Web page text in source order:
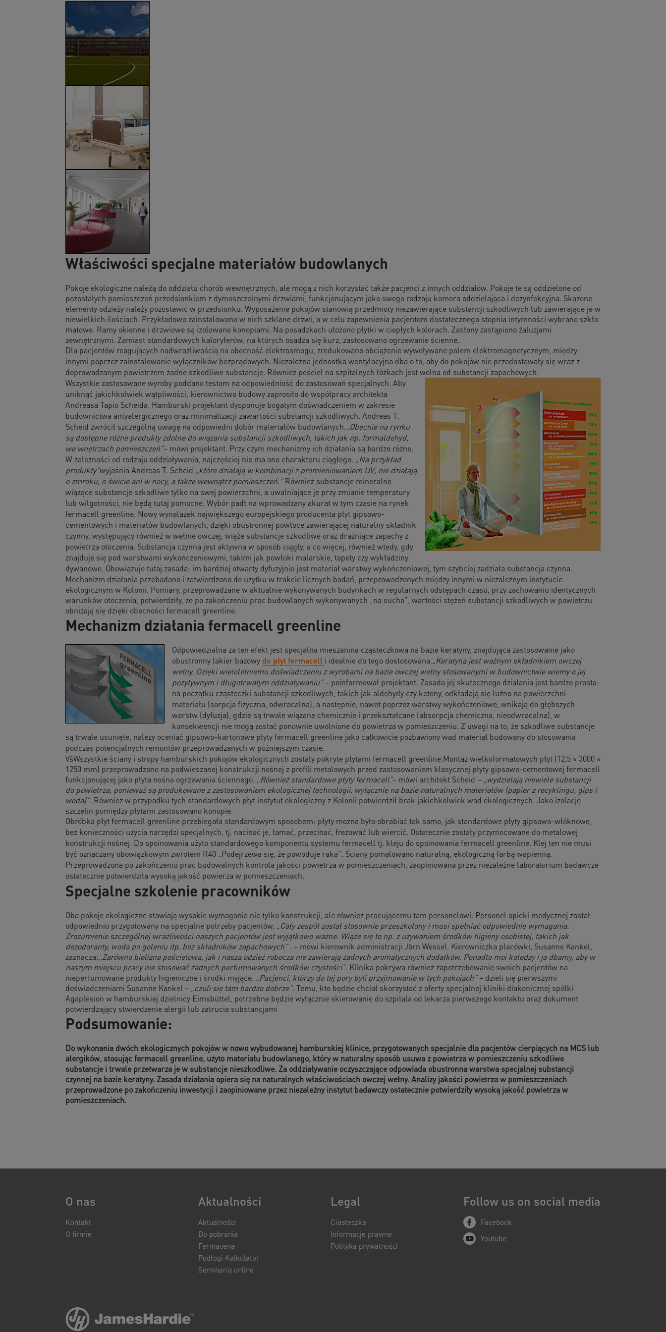
Właściwości specjalne materiałów budowlanych
Pokoje ekologiczne należą do oddziału chorób wewnętrznych, ale mogą z nich korzystać także pacjenci z innych oddziałów. Pokoje te są oddzielone od
pozostałych pomieszczeń przedsionkiem z dymoszczelnymi drzwiami, funkcjonującym jako swego rodzaju komora oddzielająca i dezynfekcyjna. Skażone
elementy odzieży należy pozostawić w przedsionku. Wyposażenie pokojów stanowią przedmioty niezawierające substancji szkodliwych lub zawierające je w
niewielkich ilościach. Przykładowo zainstalowano w nich szklane drzwi, a w celu zapewnienia pacjentom dostatecznego stopnia intymności wybrano szkło
matowe. Ramy okienne i drzwiowe są izolowane konopiami. Na posadzkach ułożono płytki w ciepłych kolorach. Zasłony zastąpiono żaluzjami
zewnętrznymi. Zamiast standardowych kaloryferów, na których osadza się kurz, zastosowano ogrzewanie ścienne.
Dla pacjentów reagujących nadwrażliwością na obecność elektrosmogu, zredukowano obciążenie wywoływane polem elektromagnetycznym, między
innymi poprzez zainstalowanie wyłączników bezprądowych. Niezależna jednostka wentylacyjna dba o to, aby do pokojów nie przedostawały się wraz z
doprowadzanym powietrzem żadne szkodliwe substancje. Również pościel na szpitalnych łóżkach jest wolna od substancji zapachowych.
Wszystkie zastosowane wyroby poddano testom na odpowiedniość do zastosowań specjalnych. Aby
uniknąć jakichkolwiek wątpliwości, kierownictwo budowy zaprosiło do współpracy architekta
Andreasa Tapio Scheida. Hamburski projektant dysponuje bogatym doświadczeniem w zakresie
budownictwa antyalergicznego oraz minimalizacji zawartości substancji szkodliwych. Andreas T.
Scheid zwrócił szczególną uwagę na odpowiedni dobór materiałów budowlanych.„Obecnie na rynku
są dostępne różne produkty zdolne do wiązania substancji szkodliwych, takich jak np. formaldehyd,
we wnętrzach pomieszczeń”– mówi projektant. Przy czym mechanizmy ich działania są bardzo różne.
W zależności od rodzaju oddziaływania, najczęściej nie ma ono charakteru ciągłego. „Na przykład
produkty”wyjaśnia Andreas T. Scheid „które działają w kombinacji z promieniowaniem UV, nie działają
o zmroku, o świcie ani w nocy, a także wewnątrz pomieszczeń.”Również substancje mineralne
wiążące substancje szkodliwe tylko na swej powierzchni, a uwalniające je przy zmianie temperatury
lub wilgotności, nie będą tutaj pomocne. Wybór padł na wprowadzany akurat w tym czasie na rynek
fermacell greenline. Nowy wynalazek największego europejskiego producenta płyt gipsowo-
cementowych i materiałów budowlanych, dzięki obustronnej powłoce zawierającej naturalny składnik
czynny, występujący również w wełnie owczej, wiąże substancje szkodliwe oraz drażniące zapachy z
powietrza otoczenia. Substancja czynna jest aktywna w sposób ciągły, a co więcej, również wtedy, gdy
znajduje się pod warstwami wykończeniowymi, takimi jak powłoki malarskie, tapety czy wykładziny
dywanowe. Obowiązuje tutaj zasada: im bardziej otwarty dyfuzyjnie jest materiał warstwy wykończeniowej, tym szybciej zadziała substancja czynna.
Mechanizm działania przebadano i zatwierdzono do użytku w trakcie licznych badań, przeprowadzonych między innymi w niezależnym instytucie
ekologicznym w Kolonii. Pomiary, przeprowadzane w aktualnie wykonywanych budynkach w regularnych odstępach czasu, przy zachowaniu identycznych
warunków otoczenia, potwierdziły, że po zakończeniu prac budowlanych wykonywanych „na sucho”, wartości stężeń substancji szkodliwych w powietrzu
obniżają się dzięki obecności fermacell greenline.
Mechanizm działania fermacell greenline
Odpowiedzialna za ten efekt jest specjalna mieszanina cząsteczkowa na bazie keratyny, znajdująca zastosowanie jako
obustronny lakier bazowy do płyt fermacell i idealnie do tego dostosowana.„Keratyna jest ważnym składnikiem owczej
wełny. Dzięki wieloletniemu doświadczeniu z wyrobami na bazie owczej wełny stosowanymi w budownictwie wiemy o jej
pozytywnym i długotrwałym oddziaływaniu”– poinformował projektant. Zasada jej skutecznego działania jest bardzo prosta:
na początku cząsteczki substancji szkodliwych, takich jak aldehydy czy ketony, odkładają się luźno na powierzchni
materiału (sorpcja fizyczna, odwracalna), a następnie, nawet poprzez warstwy wykończeniowe, wnikają do głębszych
warstw (dyfuzja), gdzie są trwale wiązane chemicznie i przekształcane (absorpcja chemiczna, nieodwracalna), w
konsekwencji nie mogą zostać ponownie uwolnione do powietrza w pomieszczeniu. Z uwagi na to, że szkodliwe substancje
są trwale usunięte, należy oceniać gipsowo-kartonowe płyty fermacell greenline jako całkowicie pozbawiony wad materiał budowany do stosowania
podczas potencjalnych remontów przeprowadzanych w późniejszym czasie.
VšWszystkie ściany i stropy hamburskich pokojów ekologicznych zostały pokryte płytami fermacell greenline.Montaż wielkoformatowych płyt (12,5 × 3000 ×
1250 mm) przeprowadzono na podwieszanej konstrukcji nośnej z profili metalowych przed zastosowaniem klasycznej płyty gipsowo-cementowej fermacell
funkcjonującej jako płyta nośna ogrzewania ściennego. „Również standardowe płyty fermacell”– mówi architekt Scheid – „wydzielają niewiele substancji
do powietrza, ponieważ są produkowane z zastosowaniem ekologicznej technologii, wyłącznie na bazie naturalnych materiałów (papier z recyklingu, gips i
woda)”. Również w przypadku tych standardowych płyt instytut ekologiczny z Kolonii potwierdził brak jakichkolwiek wad ekologicznych. Jako izolację
szczelin pomiędzy płytami zastosowano konopie.
Obróbka płyt fermacell greenline przebiegała standardowym sposobem: płyty można było obrabiać tak samo, jak standardowe płyty gipsowo-włóknowe,
bez konieczności użycia narzędzi specjalnych, tj. nacinać je, łamać, przecinać, frezować lub wiercić. Ostatecznie zostały przymocowane do metalowej
konstrukcji nośnej. Do spoinowania użyto standardowego komponentu systemu fermacell tj. kleju do spoinowania fermacell greenline. Klej ten nie musi
być oznaczany obowiązkowym zwrotem R40 „Podejrzewa się, że powoduje raka”. Ściany pomalowano naturalną, ekologiczną farbą wapienną.
Przeprowadzona po zakończeniu prac budowalnych kontrola jakości powietrza w pomieszczeniach, zaopiniowana przez niezależne laboratorium badawcze
ostatecznie potwierdziła wysoką jakość powierza w pomieszczeniach.
Specjalne szkolenie pracowników
Oba pokoje ekologiczne stawiają wysokie wymagania nie tylko konstrukcji, ale również pracującemu tam personelowi. Personel opieki medycznej został
odpowiednio przygotowany na specjalne potrzeby pacjentów. „Cały zespół został stosownie przeszkolony i musi spełniać odpowiednie wymagania.
Zrozumienie szczególnej wrażliwości naszych pacjentów jest wyjątkowo ważne. Wiąże się to np. z używaniem środków higieny osobistej, takich jak
dezodoranty, woda po goleniu itp. bez składników zapachowych”. – mówi kierownik administracji Jörn Wessel. Kierowniczka placówki, Susanne Kankel,
zaznacza:„Zarówno bielizna pościelowa, jak i nasza odzież robocza nie zawierają żadnych aromatycznych dodatków. Ponadto moi koledzy i ja dbamy, aby w
naszym miejscu pracy nie stosować żadnych perfumowanych środków czystości”. Klinika pokrywa również zapotrzebowanie swoich pacjentów na
nieperfumowane produkty higieniczne i środki myjące. „Pacjenci, którzy do tej pory byli przyjmowanie w tych pokojach”– dzieli się pierwszymi
doświadczeniami Susanne Kankel – „czuli się tam bardzo dobrze”. Temu, kto będzie chciał skorzystać z oferty specjalnej kliniki diakonicznej spółki
Agaplesion w hamburskiej dzielnicy Eimsbüttel, potrzebne będzie wyłącznie skierowanie do szpitala od lekarza pierwszego kontaktu oraz dokument
potwierdzający stwierdzenie alergii lub zatrucia substancjami
Podsumowanie:
Do wykonania dwóch ekologicznych pokojów w nowo wybudowanej hamburskiej klinice, przygotowanych specjalnie dla pacjentów cierpiących na MCS lub
alergików, stosując fermacell greenline, użyto materiału budowlanego, który w naturalny sposób usuwa z powietrza w pomieszczeniu szkodliwe
substancje i trwale przetwarza je w substancje nieszkodliwe. Za oddziaływanie oczyszczające odpowiada obustronna warstwa specjalnej substancji
czynnej na bazie keratyny. Zasada działania opiera się na naturalnych właściwościach owczej wełny. Analizy jakości powietrza w pomieszczeniach
przeprowadzone po zakończeniu inwestycji i zaopiniowane przez niezależny instytut badawczy ostatecznie potwierdziły wysoką jakość powietrza w
pomieszczeniach.
O nas
Kontakt
O firmie
Aktualności
Aktualności
Do pobrania
Fermacena
Podłogi Kalkulator
Seminaria online
Legal
Ciasteczka
Informacje prawne
Polityka prywatności
Follow us on social media
Facebook
Youtube